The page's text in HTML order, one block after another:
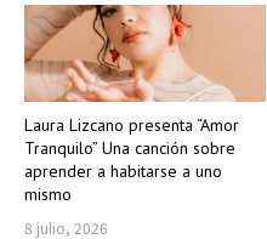
Laura Lizcano presenta “Amor
Tranquilo” Una canción sobre
aprender a habitarse a uno
mismo
8 julio, 2026